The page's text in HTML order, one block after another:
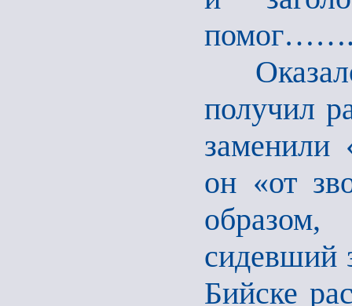
получил
заменили
он «от
сидевший
Бийске